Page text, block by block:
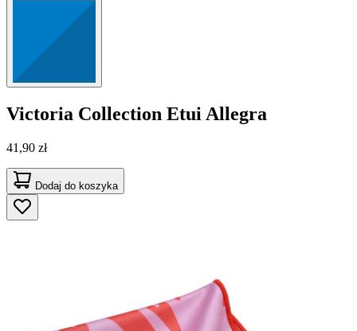
Victoria Collection Etui Allegra
41,90 zł
Dodaj do koszyka